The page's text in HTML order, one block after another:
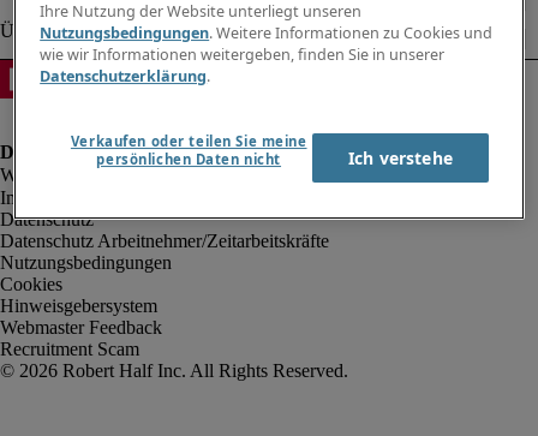
Impressum
Datenschutz
Datenschutz Arbeitnehmer/Zeitarbeitskräfte
Nutzungsbedingungen
Cookies
Hinweisgebersystem
Webmaster Feedback
Recruitment Scam
Ihre Nutzung der Website unterliegt unseren
Nutzungsbedingungen. Weitere Informationen zu Cookies und
wie wir Informationen weitergeben, finden Sie in unserer
Datenschutzerklärung.
Verkaufen oder teilen Sie meine
persönlichen Daten nicht
Ich verstehe